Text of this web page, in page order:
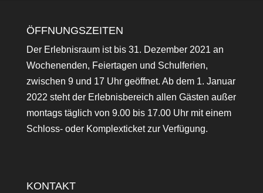
ÖFFNUNGSZEITEN
Der Erlebnisraum ist bis 31. Dezember 2021 an
Wochenenden, Feiertagen und Schulferien,
zwischen 9 und 17 Uhr geöffnet. Ab dem 1. Januar
2022 steht der Erlebnisbereich allen Gästen außer
montags täglich von 9.00 bis 17.00 Uhr mit einem
Schloss- oder Komplexticket zur Verfügung.
KONTAKT